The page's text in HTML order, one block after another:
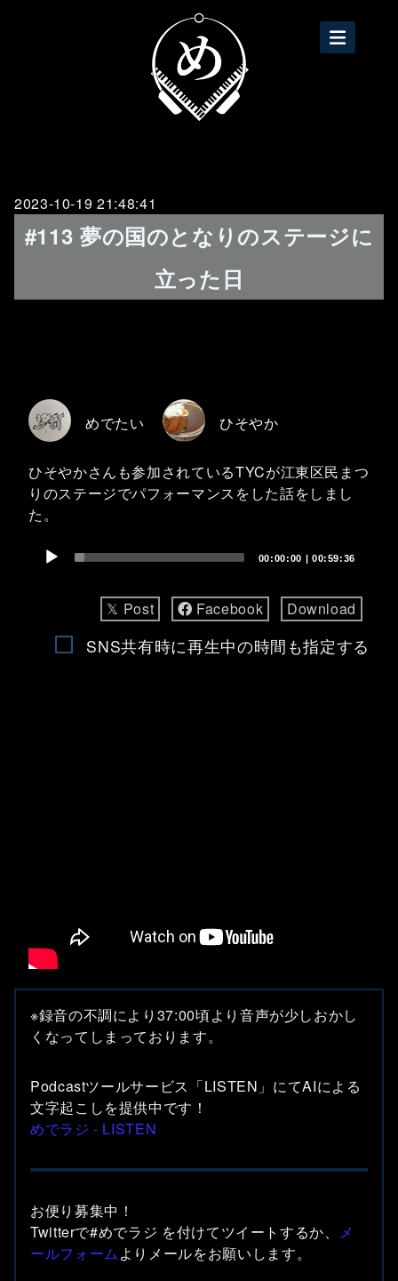
2023-10-19 21:48:41
#113 夢の国のとなりのステージに
立った日
めでたい ひそやか
ひそやかさんも参加されているTYCが江東区民まつ
りのステージでパフォーマンスをした話をしまし
た。
Audio
Player
00:00:00 | 00:59:36
𝕏 Post Facebook Download
SNS共有時に再生中の時間も指定する
※録音の不調により37:00頃より音声が少しおかし
くなってしまっております。
Podcastツールサービス「LISTEN」にてAIによる
文字起こしを提供中です！
めでラジ - LISTEN
お便り募集中！
Twitterで#めでラジ を付けてツイートするか、
メ
ールフォームよりメールをお願いします。